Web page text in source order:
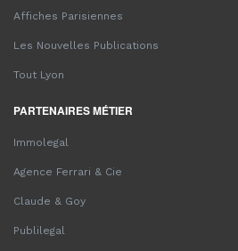
Affiches Parisiennes
Les Nouvelles Publications
Tout Lyon
PARTENAIRES MÉTIER
Immolegal
Agence Ferrari & Cie
Claude & Goy
Publilegal